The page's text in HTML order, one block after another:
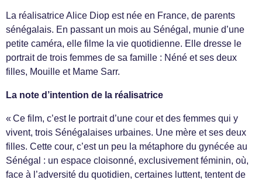
La réalisatrice Alice Diop est née en France, de parents
sénégalais. En passant un mois au Sénégal, munie d’une
petite caméra, elle filme la vie quotidienne. Elle dresse le
portrait de trois femmes de sa famille : Néné et ses deux
filles, Mouille et Mame Sarr.
La note d’intention de la réalisatrice
« Ce film, c’est le portrait d’une cour et des femmes qui y
vivent, trois Sénégalaises urbaines. Une mère et ses deux
filles. Cette cour, c’est un peu la métaphore du gynécée au
Sénégal : un espace cloisonné, exclusivement féminin, où,
face à l’adversité du quotidien, certaines luttent, tentent de